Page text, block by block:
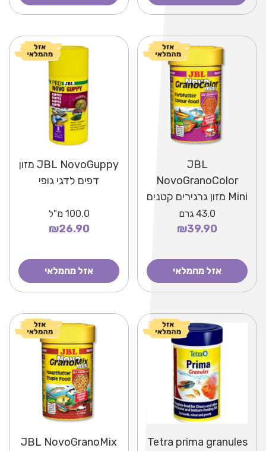
JBL
NovoGranoColor
Mini מזון גרגירים קטנים
לשימור וחיזוק הצבע
לדגים טרופיים
43.0 גרם
₪39.90
אזל מהמלאי
JBL NovoGuppy מזון
דפים לדגי גופי
100.0 מ"ל
₪26.90
אזל מהמלאי
Tetra prima granules
JBL NovoGranoMix